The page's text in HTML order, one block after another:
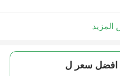
افضل سعر ل